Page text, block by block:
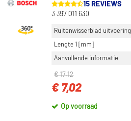
15 REVIEWS
3 397 011 630
Ruitenwisserblad uitvoering
Lengte 1 [mm]
Aanvullende informatie
€ 17,12
€ 7,02
Op voorraad